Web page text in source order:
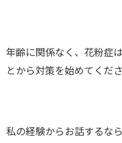
年齢に関係なく、花粉症
とから対策を始めてくださ
私の経験からお話するな